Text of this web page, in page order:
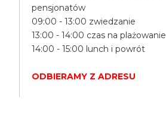
pensjonatów
09:00 - 13:00 zwiedzanie
13:00 - 14:00 czas na plażowanie
14:00 - 15:00 lunch i powrót
ODBIERAMY Z ADRESU